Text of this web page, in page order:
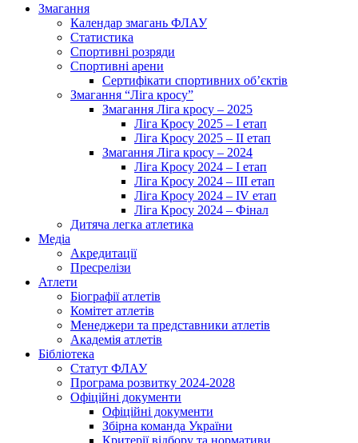
Змагання
Календар змагань ФЛАУ
Статистика
Спортивні розряди
Спортивні арени
Сертифікати спортивних об’єктів
Змагання “Ліга кросу”
Змагання Ліга кросу – 2025
Ліга Кросу 2025 – I етап
Ліга Кросу 2025 – II етап
Змагання Ліга кросу – 2024
Ліга Кросу 2024 – I етап
Ліга Кросу 2024 – III етап
Ліга Кросу 2024 – IV етап
Ліга Кросу 2024 – Фінал
Дитяча легка атлетика
Медіа
Акредитації
Пресрелізи
Атлети
Біографії атлетів
Комітет атлетів
Менеджери та представники атлетів
Академія атлетів
Бібліотека
Статут ФЛАУ
Програма розвитку 2024-2028
Офіційні документи
Офіційні документи
Збірна команда України
Критерії відбору та нормативи